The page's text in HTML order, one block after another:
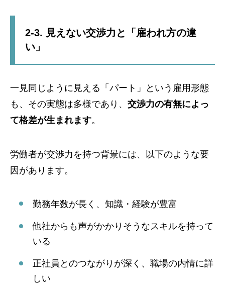
2-3. 見えない交渉力と「雇われ方の違
い」
一見同じように見える「パート」という雇用形態
も、その実態は多様であり、 交渉力の有無によっ
て格差が生まれます。
労働者が交渉力を持つ背景には、以下のような要
因があります。
勤務年数が長く、知識・経験が豊富
他社からも声がかかりそうなスキルを持って
いる
正社員とのつながりが深く、職場の内情に詳
しい